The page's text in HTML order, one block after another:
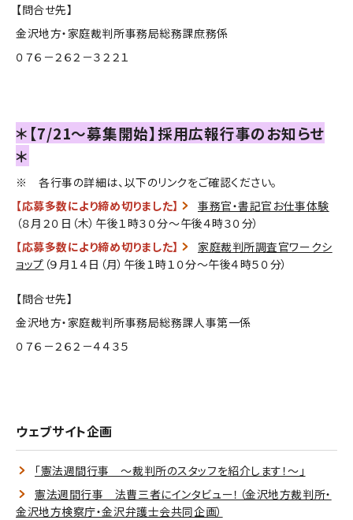
【問合せ先】
金沢地方・家庭裁判所事務局総務課庶務係
０７６－２６２－３２２１
＊【7/21～募集開始】採用広報行事のお知らせ
＊
※ 各行事の詳細は、以下のリンクをご確認ください。
【応募多数により締め切りました】
事務官・書記官お仕事体験
（８月２０日（木）午後１時３０分～午後４時３０分）
【応募多数により締め切りました】
家庭裁判所調査官ワークシ
ョップ （９月１４日（月）午後１時１０分～午後４時５０分）
【問合せ先】
金沢地方・家庭裁判所事務局総務課人事第一係
０７６－２６２－４４３５
ウェブサイト企画
「憲法週間行事 ～裁判所のスタッフを紹介します！～」
憲法週間行事 法曹三者にインタビュー！（金沢地方裁判所・
金沢地方検察庁・金沢弁護士会共同企画）